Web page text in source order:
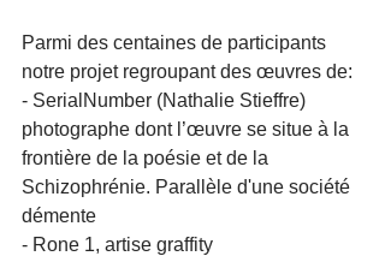
Parmi des centaines de participants
notre projet regroupant des œuvres de:
- SerialNumber (Nathalie Stieffre)
photographe dont l’œuvre se situe à la
frontière de la poésie et de la
Schizophrénie. Parallèle d'une société
démente
- Rone 1, artise graffity